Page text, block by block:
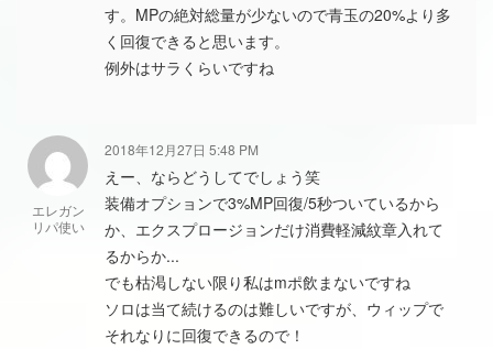
す。MPの絶対総量が少ないので青玉の20%より多
く回復できると思います。
例外はサラくらいですね
エレガン
リパ使い
2018年12月27日 5:48 PM
えー、ならどうしてでしょう笑
装備オプションで3%MP回復/5秒ついているから
か、エクスプロージョンだけ消費軽減紋章入れて
るからか...
でも枯渇しない限り私はmポ飲まないですね
ソロは当て続けるのは難しいですが、ウィップで
それなりに回復できるので！